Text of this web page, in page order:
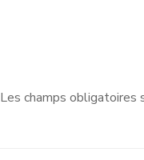
Les champs obligatoires